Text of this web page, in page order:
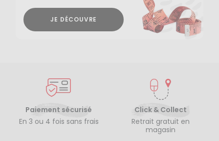
JE DÉCOUVRE
Paiement sécurisé
En 3 ou 4 fois sans frais
Click & Collect
Retrait gratuit en
magasin